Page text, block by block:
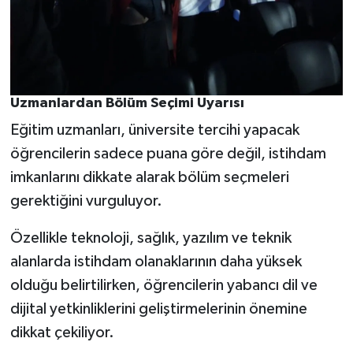
Uzmanlardan Bölüm Seçimi Uyarısı
Eğitim uzmanları, üniversite tercihi yapacak
öğrencilerin sadece puana göre değil, istihdam
imkanlarını dikkate alarak bölüm seçmeleri
gerektiğini vurguluyor.
Özellikle teknoloji, sağlık, yazılım ve teknik
alanlarda istihdam olanaklarının daha yüksek
olduğu belirtilirken, öğrencilerin yabancı dil ve
dijital yetkinliklerini geliştirmelerinin önemine
dikkat çekiliyor.